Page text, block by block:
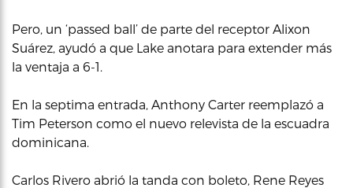
Pero, un ‘passed ball’ de parte del receptor Alixon
Suárez, ayudó a que Lake anotara para extender más
la ventaja a 6-1.
En la septima entrada, Anthony Carter reemplazó a
Tim Peterson como el nuevo relevista de la escuadra
dominicana.
Carlos Rivero abrió la tanda con boleto, Rene Reyes